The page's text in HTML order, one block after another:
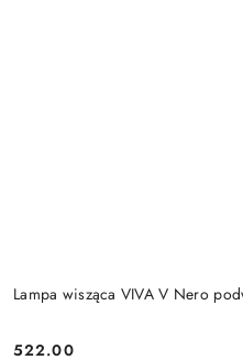
Lampa wisząca VIVA V Nero
522.00